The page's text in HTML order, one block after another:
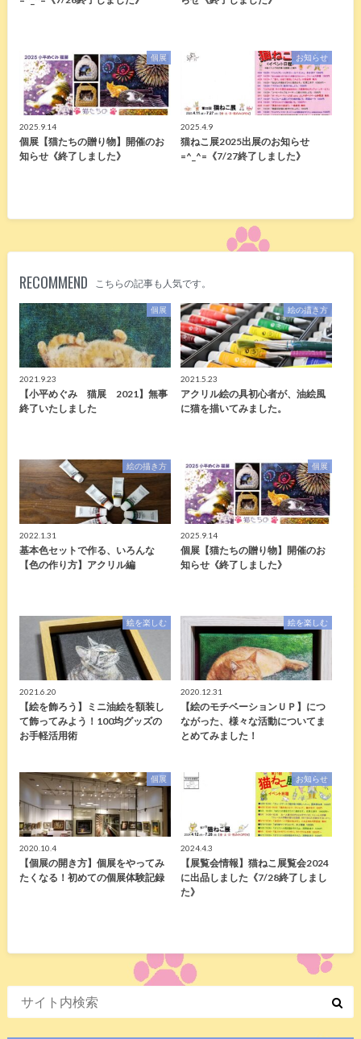
個展
2025.9.14
個展【猫たちの贈り物】開催のお
知らせ《終了しました》
お知らせ
2025.4.9
猫ねこ展2025出展のお知らせ
=^_^=《7/27終了しました》
RECOMMEND こちらの記事も人気です。
個展
2021.9.23
【小平めぐみ 猫展 2021】無事
終了いたしました
絵の描き方
2021.5.23
アクリル絵の具初心者が、油絵風
に猫を描いてみました。
絵の描き方
2022.1.31
基本色セットで作る、いろんな
【色の作り方】アクリル編
個展
2025.9.14
個展【猫たちの贈り物】開催のお
知らせ《終了しました》
絵を楽しむ
2021.6.20
【絵を飾ろう】ミニ油絵を額装し
て飾ってみよう！100均グッズの
お手軽活用術
絵を楽しむ
2020.12.31
【絵のモチベーションＵＰ】につ
ながった、様々な活動についてま
とめてみました！
個展
2020.10.4
【個展の開き方】個展をやってみ
たくなる！初めての個展体験記録
お知らせ
2024.4.3
【展覧会情報】猫ねこ展覧会2024
に出品しました《7/28終了しまし
た》